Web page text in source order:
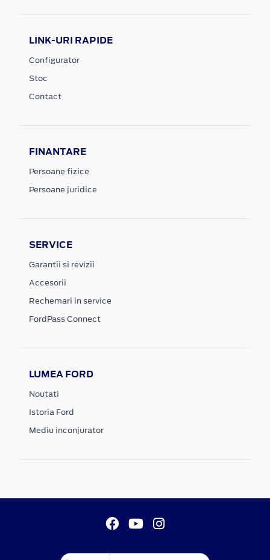
LINK-URI RAPIDE
Configurator
Stoc
Contact
FINANTARE
Persoane fizice
Persoane juridice
SERVICE
Garantii si revizii
Accesorii
Rechemari in service
FordPass Connect
LUMEA FORD
Noutati
Istoria Ford
Mediu inconjurator